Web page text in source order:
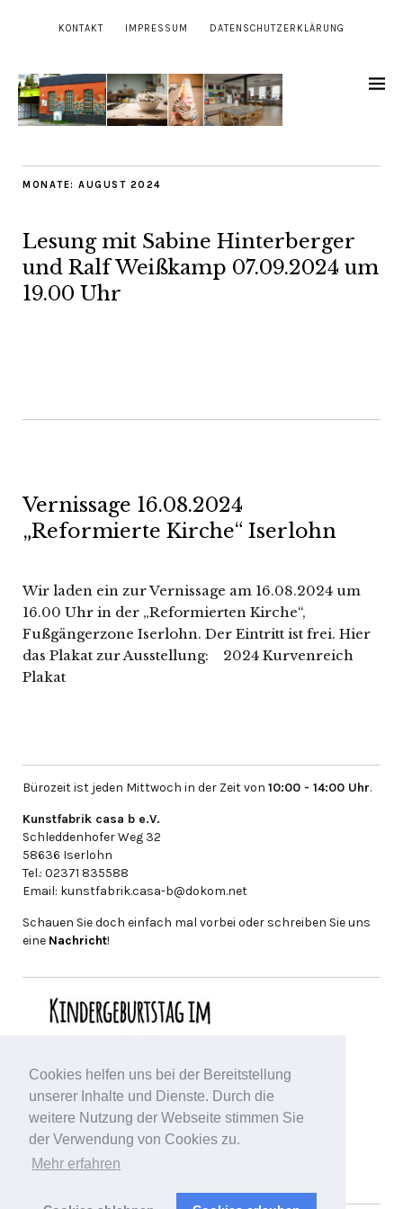
Cookies helfen uns bei der Bereitstellung
unserer Inhalte und Dienste. Durch die
weitere Nutzung der Webseite stimmen Sie
der Verwendung von Cookies zu.
Mehr erfahren
KONTAKT IMPRESSUM DATENSCHUTZERKLÄRUNG
MONATE: AUGUST 2024
Lesung mit Sabine Hinterberger
und Ralf Weißkamp 07.09.2024 um
19.00 Uhr
Vernissage 16.08.2024
„Reformierte Kirche“ Iserlohn
Wir laden ein zur Vernissage am 16.08.2024 um
16.00 Uhr in der „Reformierten Kirche“,
Fußgängerzone Iserlohn. Der Eintritt ist frei. Hier
das Plakat zur Ausstellung: 2024 Kurvenreich
Plakat
Bürozeit ist jeden Mittwoch in der Zeit von 10:00 - 14:00 Uhr.
Kunstfabrik casa b e.V.
Schleddenhofer Weg 32
58636 Iserlohn
Tel.: 02371 835588
Email: kunstfabrik.casa-b@dokom.net
Schauen Sie doch einfach mal vorbei oder schreiben Sie uns
eine Nachricht!